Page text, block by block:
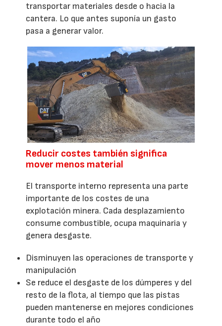
transportar materiales desde o hacia la
cantera. Lo que antes suponía un gasto
pasa a generar valor.
Reducir costes también significa
mover menos material
El transporte interno representa una parte
importante de los costes de una
explotación minera. Cada desplazamiento
consume combustible, ocupa maquinaria y
genera desgaste.
Disminuyen las operaciones de transporte y
manipulación
Se reduce el desgaste de los dúmperes y del
resto de la flota, al tiempo que las pistas
pueden mantenerse en mejores condiciones
durante todo el año